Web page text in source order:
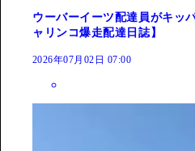
ウーバーイーツ配達員がキッ
ャリンコ爆走配達日誌】
2026年07月02日 07:00